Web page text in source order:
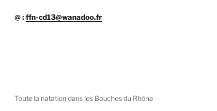
@ :ffn-cd13@wanadoo.fr
Toute la natation dans les Bouches du Rhône